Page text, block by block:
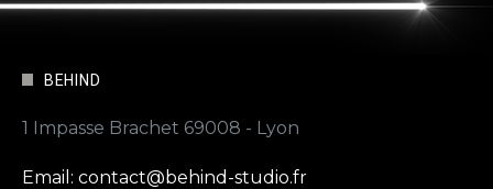
BEHIND
1 Impasse Brachet 69008 - Lyon
Email: contact@behind-studio.fr